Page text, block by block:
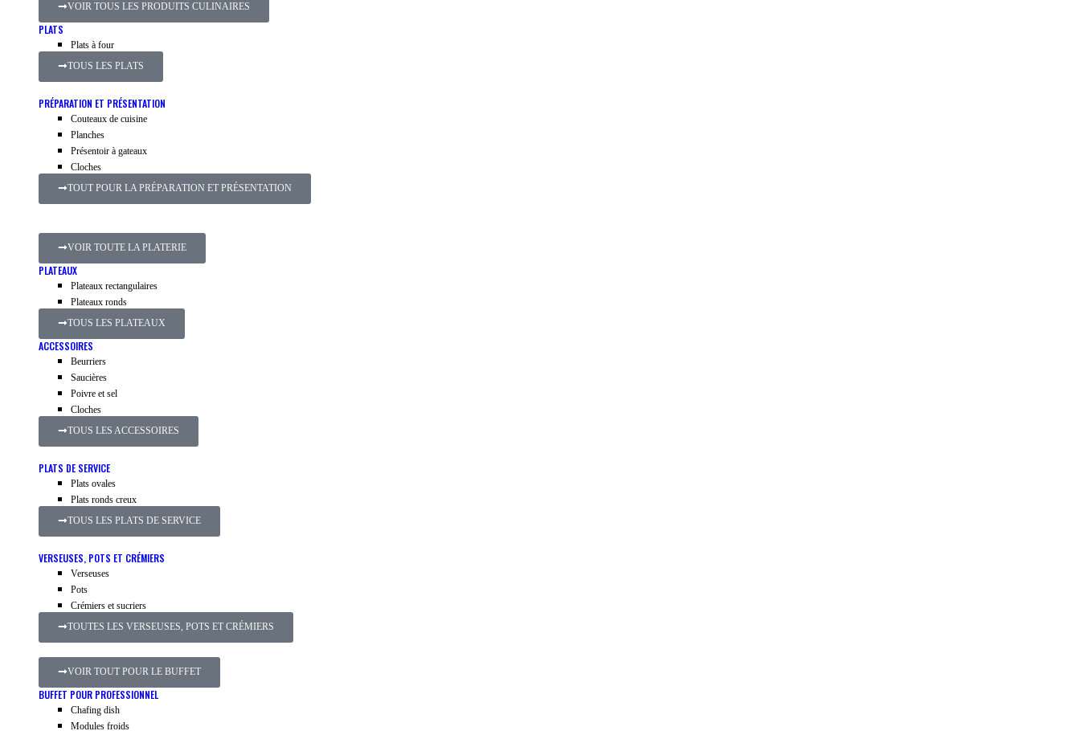
VOIR TOUS LES PRODUITS CULINAIRES
PLATS
Plats à four
TOUS LES PLATS
PRÉPARATION ET PRÉSENTATION
Couteaux de cuisine
Planches
Présentoir à gateaux
Cloches
TOUT POUR LA PRÉPARATION ET PRÉSENTATION
VOIR TOUTE LA PLATERIE
PLATEAUX
Plateaux rectangulaires
Plateaux ronds
TOUS LES PLATEAUX
ACCESSOIRES
Beurriers
Saucières
Poivre et sel
Cloches
TOUS LES ACCESSOIRES
PLATS DE SERVICE
Plats ovales
Plats ronds creux
TOUS LES PLATS DE SERVICE
VERSEUSES, POTS ET CRÉMIERS
Verseuses
Pots
Crémiers et sucriers
TOUTES LES VERSEUSES, POTS ET CRÉMIERS
VOIR TOUT POUR LE BUFFET
BUFFET POUR PROFESSIONNEL
Chafing dish
Modules froids